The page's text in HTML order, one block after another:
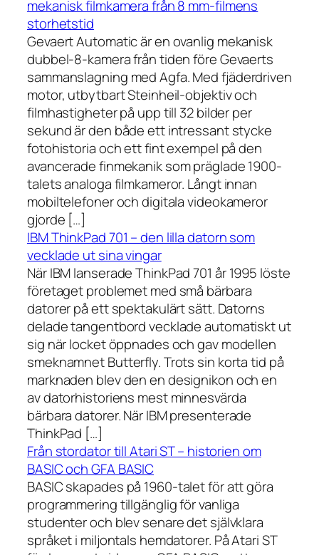
mekanisk filmkamera från 8 mm-filmens
storhetstid
Gevaert Automatic är en ovanlig mekanisk
dubbel-8-kamera från tiden före Gevaerts
sammanslagning med Agfa. Med fjäderdriven
motor, utbytbart Steinheil-objektiv och
filmhastigheter på upp till 32 bilder per
sekund är den både ett intressant stycke
fotohistoria och ett fint exempel på den
avancerade finmekanik som präglade 1900-
talets analoga filmkameror. Långt innan
mobiltelefoner och digitala videokameror
gjorde […]
IBM ThinkPad 701 – den lilla datorn som
vecklade ut sina vingar
När IBM lanserade ThinkPad 701 år 1995 löste
företaget problemet med små bärbara
datorer på ett spektakulärt sätt. Datorns
delade tangentbord vecklade automatiskt ut
sig när locket öppnades och gav modellen
smeknamnet Butterfly. Trots sin korta tid på
marknaden blev den en designikon och en
av datorhistoriens mest minnesvärda
bärbara datorer. När IBM presenterade
ThinkPad […]
Från stordator till Atari ST – historien om
BASIC och GFA BASIC
BASIC skapades på 1960-talet för att göra
programmering tillgänglig för vanliga
studenter och blev senare det självklara
språket i miljontals hemdatorer. På Atari ST